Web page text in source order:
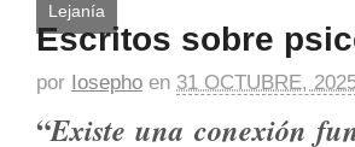
Lejanía
Escritos sobre
por Iosepho en 31 OCTUBRE,
“Existe una conexión